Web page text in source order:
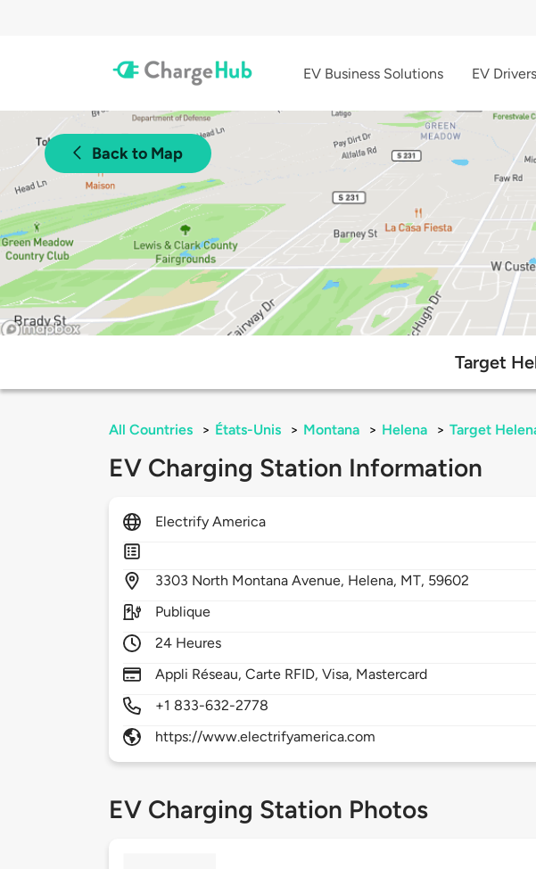
EV Business Solutions EV Drivers
Back to Map
Target
All Countries > États-Unis > Montana > Helena > Target
EV Charging Station Information
Electrify America
3303 North Montana Avenue, Helena, MT, 59602
Publique
24 Heures
Appli Réseau, Carte RFID, Visa, Mastercard
+1 833-632-2778
https://www.electrifyamerica.com
EV Charging Station Photos